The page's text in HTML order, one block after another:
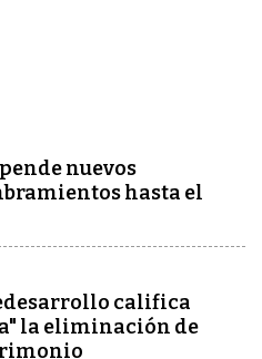
nuevos
hasta el
califica
la eliminación de